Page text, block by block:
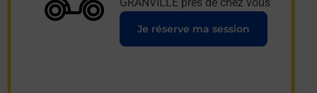
Je réserve ma session